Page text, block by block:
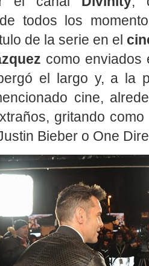
todos los
de la serie en el
como enviados
el largo y, a la
cine,
gritando
Bieber o One